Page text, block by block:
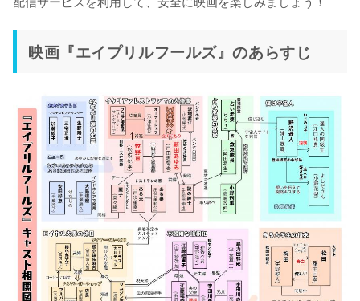
映画『エイプリルフールズ』のあらすじ